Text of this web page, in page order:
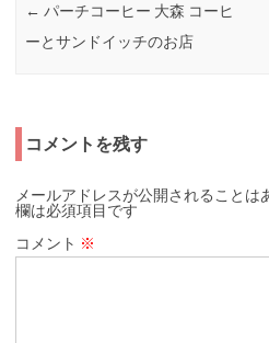
← パーチコーヒー 大森 コーヒ
ーとサンドイッチのお店
コメントを残す
メールアドレスが公開されることは
欄は必須項目です
コメント ※